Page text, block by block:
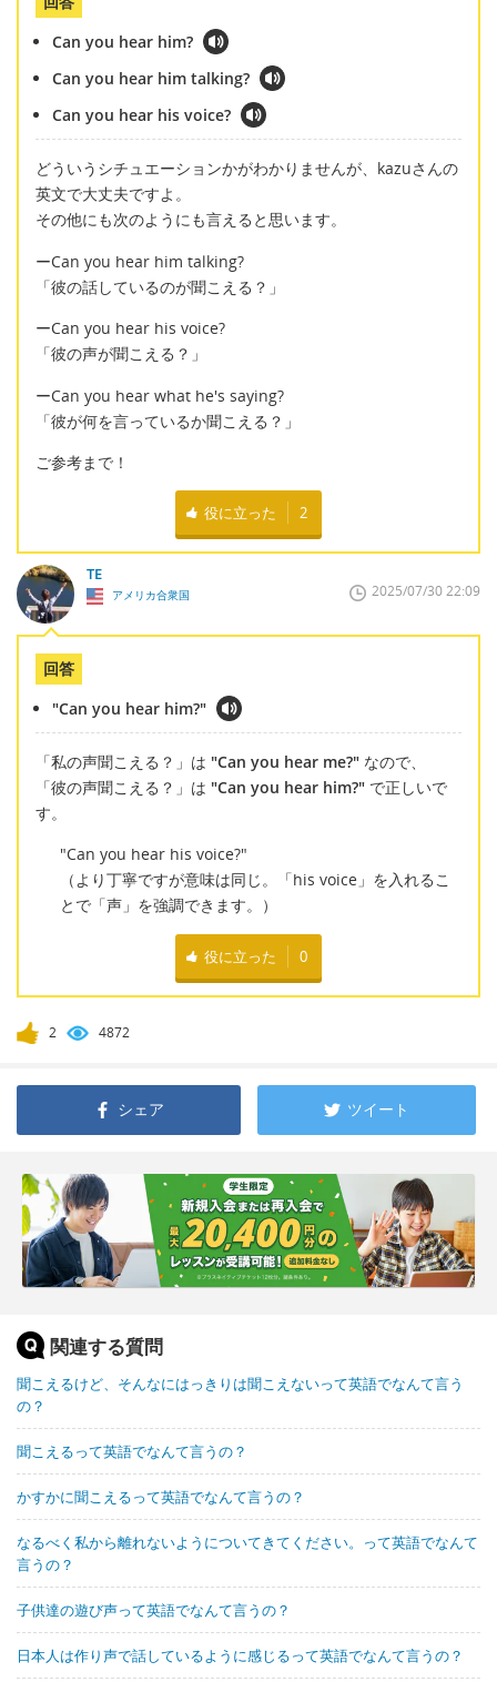
Can you hear him?
Can you hear him talking?
Can you hear his voice?
どういうシチュエーションかがわかりませんが、kazuさんの
英文で大丈夫ですよ。
その他にも次のようにも言えると思います。
ーCan you hear him talking?
「彼の話しているのが聞こえる？」
ーCan you hear his voice?
「彼の声が聞こえる？」
ーCan you hear what he's saying?
「彼が何を言っているか聞こえる？」
ご参考まで！
役に立った 2
TE
アメリカ合衆国 2025/07/30 22:09
回答
"Can you hear him?"
「私の声聞こえる？」は "Can you hear me?" なので、
「彼の声聞こえる？」は "Can you hear him?" で正しいで
す。
"Can you hear his voice?"
（より丁寧ですが意味は同じ。「his voice」を入れるこ
とで「声」を強調できます。）
役に立った 0
2 4872
シェア ツイート
関連する質問
聞こえるけど、そんなにはっきりは聞こえないって英語でなんて言う
の？
聞こえるって英語でなんて言うの？
かすかに聞こえるって英語でなんて言うの？
なるべく私から離れないようについてきてください。って英語でなんて
言うの？
子供達の遊び声って英語でなんて言うの？
日本人は作り声で話しているように感じるって英語でなんて言うの？